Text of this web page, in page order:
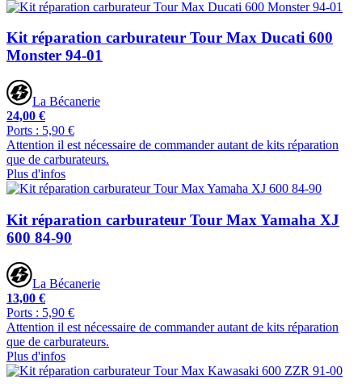
Kit réparation carburateur Tour Max Ducati 600
Monster 94-01
La Bécanerie
24,00 €
Ports : 5,90 €
Attention il est nécessaire de commander autant de kits réparation
que de carburateurs.
Plus d'infos
Kit réparation carburateur Tour Max Yamaha XJ
600 84-90
La Bécanerie
13,00 €
Ports : 5,90 €
Attention il est nécessaire de commander autant de kits réparation
que de carburateurs.
Plus d'infos